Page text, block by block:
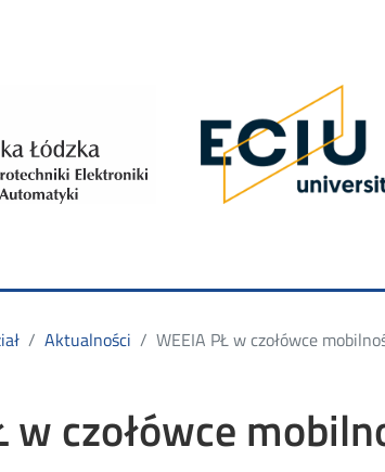
- Strona główna
Aktualności WEEIA PŁ w czołówce
w czołówce